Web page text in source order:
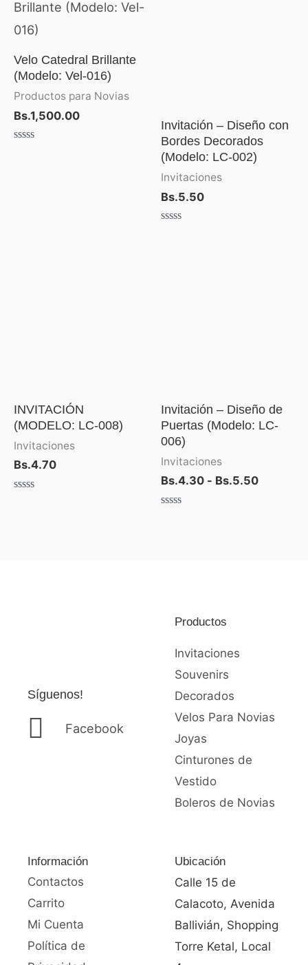
Velo Catedral Brillante
(Modelo: Vel-016)
Productos para Novias
Bs.1,500.00
Invitación – Diseño con
Bordes Decorados
(Modelo: LC-002)
Invitaciones
Bs.5.50
INVITACIÓN
(MODELO: LC-008)
Invitaciones
Bs.4.70
Invitación – Diseño de
Puertas (Modelo: LC-
006)
Invitaciones
Bs.4.30 - Bs.5.50
Síguenos!
Facebook
Productos
Invitaciones
Souvenirs
Decorados
Velos Para Novias
Joyas
Cinturones de
Vestido
Boleros de Novias
Información
Contactos
Carrito
Mi Cuenta
Política de
Ubicación
Calle 15 de
Calacoto, Avenida
Ballivián, Shopping
Torre Ketal, Local